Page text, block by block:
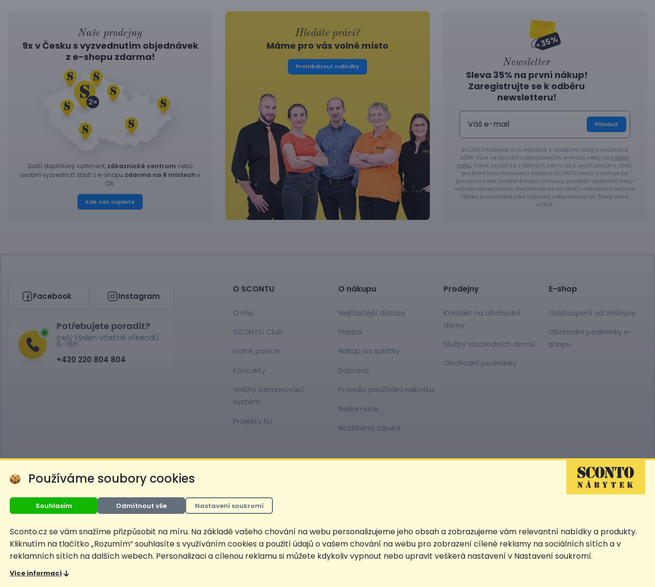
Naše prodejny
9x v Česku s vyzvednutím objednávek
z e-shopu zdarma!
Další doplňkový sortiment, zákaznické centrum nebo
osobní vyzvednutí zboží z e-shopu zdarma na 9 místech v
ČR.
Kde nás najdete
Hledáte práci?
Máme pro vás volné místo
Prohlédnout nabídky Newsletter
Sleva 35% na první nákup!
Zaregistrujte se k odběru
newsletteru!
Přihlásit
SCONTO Nábytek s.r.o. nakládá s osobními údaji v souladu s
GDPR. Více se dozvíte v potvrzovacím e-mailu nebo na našem
webu. Sleva se počítá z běžných cen a lze ji využít pouze u zboží,
pro které byla stanovena klubová SCONTO cena. Vztahuje se
pouze na nově uzavřené kupní smlouvy, pozdější uplatnění slevy
nebude akceptováno. Nevztahuje se na zboží v aktuálním akčním
letáku a označené jako výprodej nebo cenový hit. Slevy nelze
sčítat.
Facebook Instagram
Potřebujete poradit?
celý týden včetně víkendů
8-18h
+420 220 804 804
O SCONTU
O nás
SCONTO Club
Volné pozice
Kontakty
Vnitřní oznamovací
systém
Projekty EU
O nákupu
Nejčastější dotazy
Platba
Nákup na splátky
Doprava
Pravidla používání nábytku
Reklamace
Rozšířená záruka
Prodejny
Kontakt na obchodní
domy
Služby obchodních domů
Obchodní podmínky
E-shop
Odstoupení od smlouvy
Obchodní podmínky e-
shopu
provozuje obchodní domyHoeffneraSconto. Přejít naSconto.sk
CopyrightOchrana osobních údajůCookiesNastavení cookies Nahoru © 2026 SCONTO Nábytek s.r.o.
Používáme soubory cookies
Souhlasím Odmítnout vše Nastavení soukromí
Sconto.cz se vám snažíme přizpůsobit na míru. Na základě vašeho chování na webu personalizujeme jeho obsah a zobrazujeme vám relevantní nabídky a produkty.
Kliknutím na tlačítko „Rozumím“ souhlasíte s využíváním cookies a použití údajů o vašem chování na webu pro zobrazení cílené reklamy na sociálních sítích a v
reklamních sítích na dalších webech. Personalizaci a cílenou reklamu si můžete kdykoliv vypnout nebo upravit veškerá nastavení v Nastavení soukromí.
Více informací